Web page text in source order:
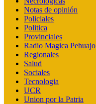
Notas de opinión
Policiales
Politica
Provinciales
Radio Magica Pehuajo
Regionales
Salud
Sociales
Tecnologia
UCR
Union por la Patria